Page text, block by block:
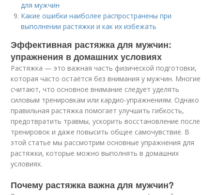
для мужчин
Какие ошибки наиболее распространены при
выполнении растяжки и как их избежать
Эффективная растяжка для мужчин:
упражнения в домашних условиях
Растяжка — это важная часть физической подготовки,
которая часто остаётся без внимания у мужчин. Многие
считают, что основное внимание следует уделять
силовым тренировкам или кардио-упражнениям. Однако
правильная растяжка помогает улучшить гибкость,
предотвратить травмы, ускорить восстановление после
тренировок и даже повысить общее самочувствие. В
этой статье мы рассмотрим основные упражнения для
растяжки, которые можно выполнять в домашних
условиях.
Почему растяжка важна для мужчин?